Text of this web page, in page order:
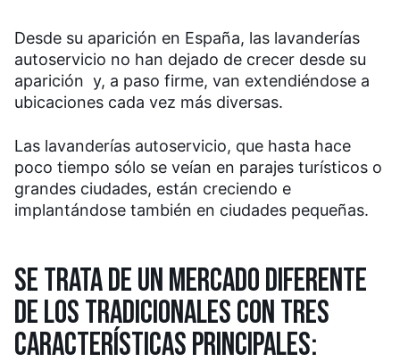
Desde su aparición en España, las lavanderías
autoservicio no han dejado de crecer desde su
aparición y, a paso firme, van extendiéndose a
ubicaciones cada vez más diversas.
Las lavanderías autoservicio, que hasta hace
poco tiempo sólo se veían en parajes turísticos o
grandes ciudades, están creciendo e
implantándose también en ciudades pequeñas.
SE TRATA DE UN MERCADO DIFERENTE
DE LOS TRADICIONALES CON TRES
CARACTERÍSTICAS PRINCIPALES: